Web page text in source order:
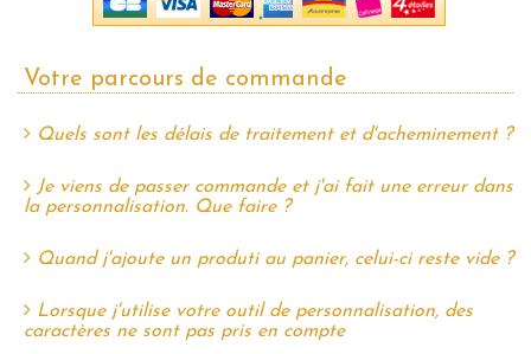
Votre parcours de commande
Quels sont les délais de traitement et d'acheminement ?
Je viens de passer commande et j'ai fait une erreur dans
la personnalisation. Que faire ?
Quand j'ajoute un produti au panier, celui-ci reste vide ?
Lorsque j'utilise votre outil de personnalisation, des
caractères ne sont pas pris en compte